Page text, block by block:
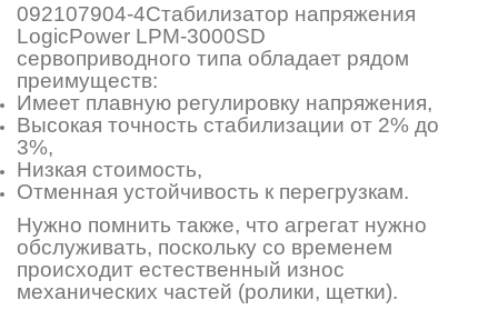
092107904-4Стабилизатор напряжения
LogicPower LPМ-3000SD
cервоприводного типа обладает рядом
преимуществ:
Имеет плавную регулировку напряжения,
Высокая точность стабилизации от 2% до
3%,
Низкая стоимость,
Отменная устойчивость к перегрузкам.
Нужно помнить также, что агрегат нужно
обслуживать, поскольку со временем
происходит естественный износ
механических частей (ролики, щетки).